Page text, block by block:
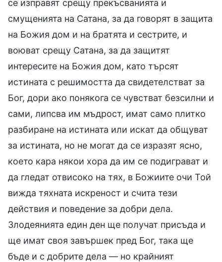
се изправят срещу прекъсванията и
смущенията на Сатана, за да говорят в защита
на Божия дом и на братята и сестрите, и
воюват срещу Сатана, за да защитят
интересите на Божия дом, като търсят
истината с решимостта да свидетелстват за
Бог, дори ако понякога се чувстват безсилни и
сами, липсва им мъдрост, имат само плитко
разбиране на истината или искат да общуват
за истината, но не могат да се изразят ясно,
което кара някои хора да им се подиграват и
да гледат отвисоко на тях, в Божиите очи Той
вижда тяхната искреност и счита тези
действия и поведение за добри дела.
Злодеянията един ден ще получат присъда и
ще имат своя завършек пред Бог, така ще
бъде и с добрите дела — но крайният